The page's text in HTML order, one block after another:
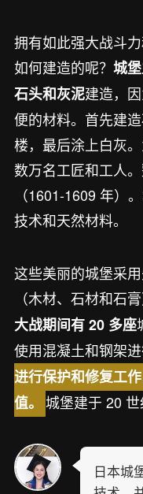
拥有如此强大战斗
如何建造的呢？ 城
石头和灰泥建造，
便的材料。首先建
楼，最后涂上白灰
数万名工匠和工人
（1601-1609 年）
技术和天然材料。
这些美丽的城堡采
（木材、石材和石
大战期间有 20 多座
使用混凝土和钢架
进行保护和修复工
值。 城堡建于 20 世
日本城